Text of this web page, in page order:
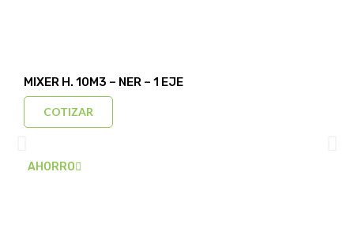
MIXER H. 10M3 – NER – 1 EJE
COTIZAR
AHORRO